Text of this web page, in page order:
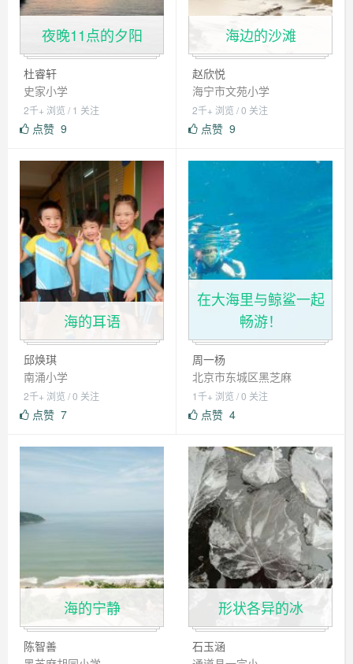
夜晚11点的夕阳
杜睿轩
史家小学
2千+ 浏览 / 1 关注
点赞 9
海边的沙滩
赵欣悦
海宁市文苑小学
2千+ 浏览 / 0 关注
点赞 9
海的耳语
邱焕琪
南涌小学
2千+ 浏览 / 0 关注
点赞 7
在大海里与鲸鲨一起
畅游！
周一杨
北京市东城区黑芝麻
1千+ 浏览 / 0 关注
点赞 4
海的宁静
陈智善
形状各异的冰
石玉涵